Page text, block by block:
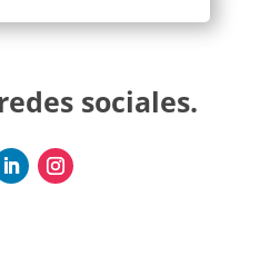
sociales.